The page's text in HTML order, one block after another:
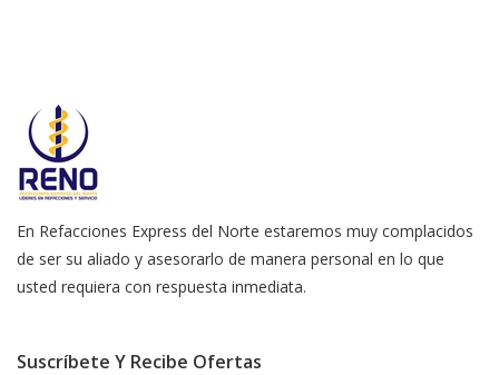
En Refacciones Express del Norte estaremos muy complacidos
de ser su aliado y asesorarlo de manera personal en lo que
usted requiera con respuesta inmediata.
Suscríbete Y Recibe Ofertas